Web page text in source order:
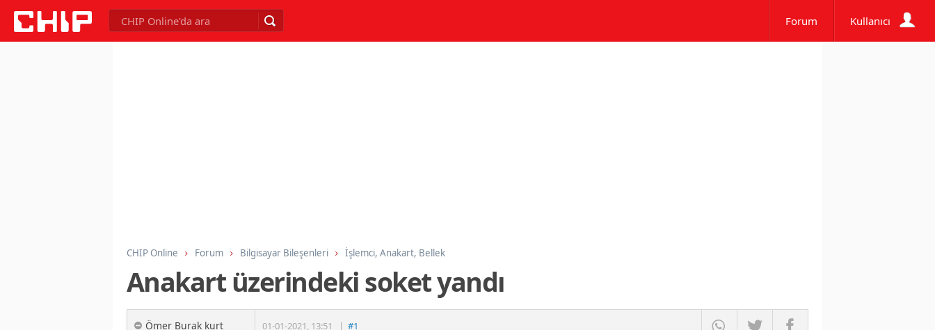
Forum Kullanıcı
CHIP Online Forum Bilgisayar Bileşenleri İşlemci, Anakart, Bellek
Anakart üzerindeki soket yandı
Ömer Burak kurt 01-01-2021, 13:51 | #1